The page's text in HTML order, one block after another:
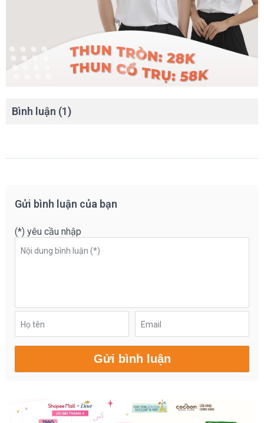
Bình luận (1)
Gửi bình luận của bạn
(*) yêu cầu nhập
Nội dung bình luận (*)
Họ tên Email